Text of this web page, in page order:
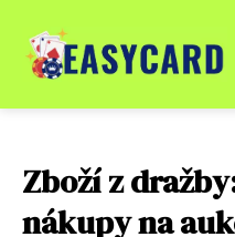
Zboží z
nákupy na